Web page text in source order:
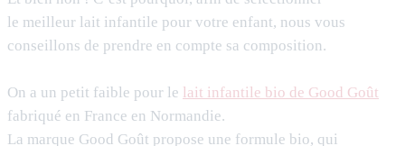
le meilleur lait infantile pour votre enfant, nous vous
conseillons de prendre en compte sa composition.
On a un petit faible pour le lait infantile bio de Good Goût
fabriqué en France en Normandie.
La marque Good Goût propose une formule bio, qui